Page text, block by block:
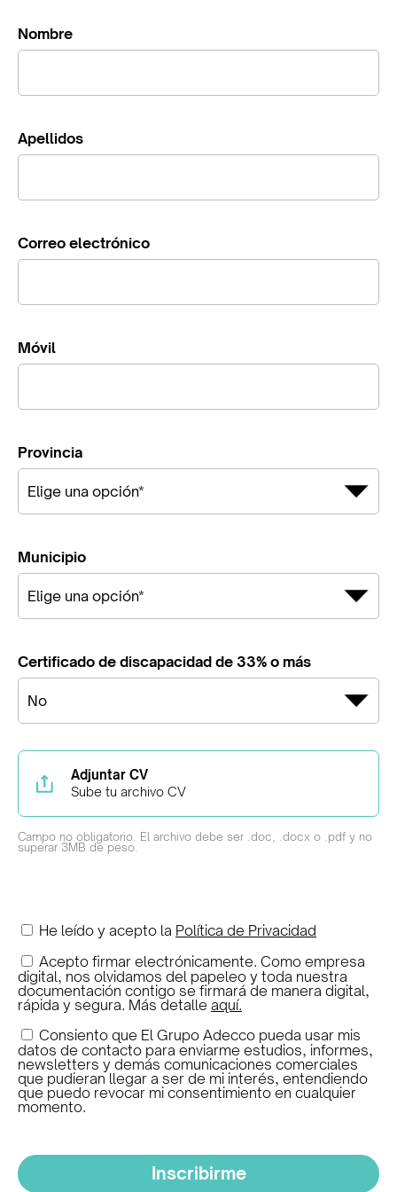
Nombre
Apellidos
Correo electrónico
Móvil
Provincia
Municipio
Certificado de discapacidad de 33% o más
Adjuntar CV
Sube tu archivo CV
Campo no obligatorio. El archivo debe ser .doc, .docx o .pdf y no
superar 3MB de peso.
He leído y acepto la Política de Privacidad
Acepto firmar electrónicamente. Como empresa
digital, nos olvidamos del papeleo y toda nuestra
documentación contigo se firmará de manera digital,
rápida y segura. Más detalle aquí.
Consiento que El Grupo Adecco pueda usar mis
datos de contacto para enviarme estudios, informes,
newsletters y demás comunicaciones comerciales
que pudieran llegar a ser de mi interés, entendiendo
que puedo revocar mi consentimiento en cualquier
momento.
Inscribirme